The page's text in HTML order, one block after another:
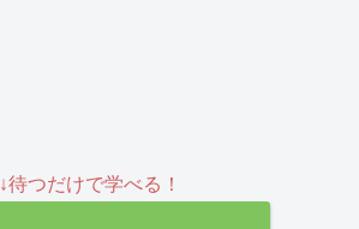
↓待つだけで学べる！